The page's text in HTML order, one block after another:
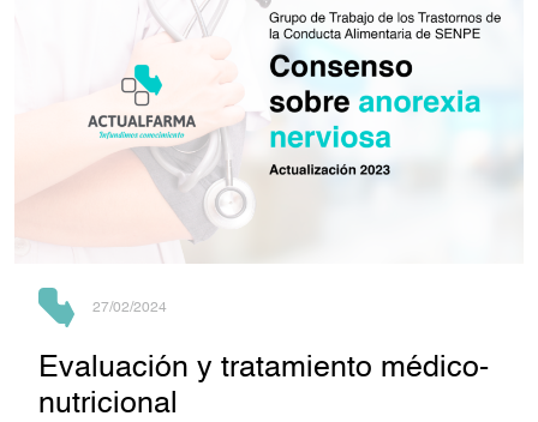
27/02/2024
Evaluación y tratamiento médico-
nutricional